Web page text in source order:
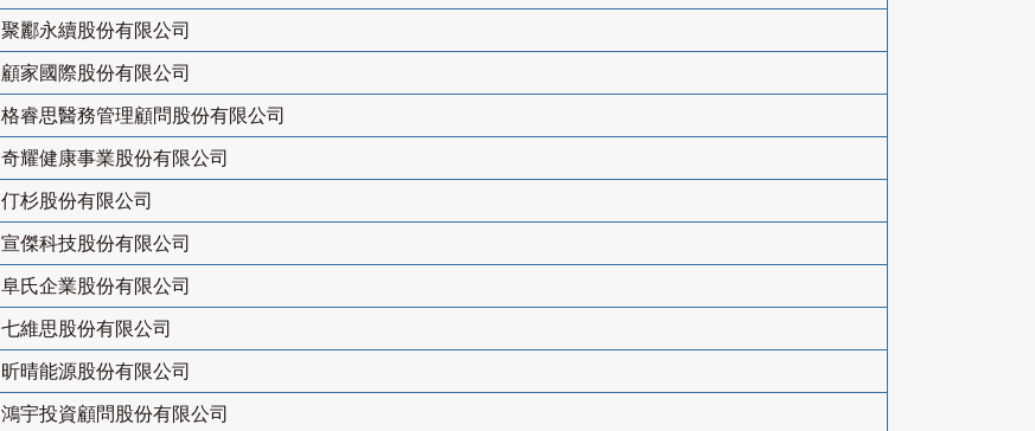
聚酈永續股份有限公司
顧家國際股份有限公司
格睿思醫務管理顧問股份有限公司
奇耀健康事業股份有限公司
仃杉股份有限公司
宣傑科技股份有限公司
阜氏企業股份有限公司
七維思股份有限公司
昕晴能源股份有限公司
鴻宇投資顧問股份有限公司